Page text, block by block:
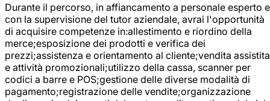
Durante il percorso, in affiancamento a personale esperto e
con la supervisione del tutor aziendale, avrai l'opportunità
di acquisire competenze in:allestimento e riordino della
merce;esposizione dei prodotti e verifica dei
prezzi;assistenza e orientamento al cliente;vendita assistita
e attività promozionali;utilizzo della cassa, scanner per
codici a barre e POS;gestione delle diverse modalità di
pagamento;registrazione delle vendite;organizzazione